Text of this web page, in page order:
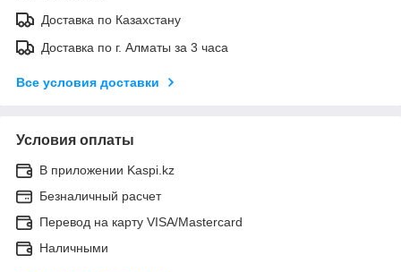
Доставка по Казахстану
Доставка по г. Алматы за 3 часа
Все условия доставки
Условия оплаты
В приложении Kaspi.kz
Безналичный расчет
Перевод на карту VISA/Mastercard
Наличными